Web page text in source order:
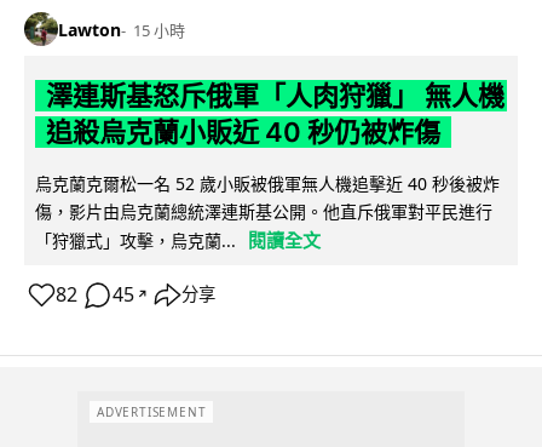
Lawton 15 小時
澤連斯基怒斥俄軍「人肉狩獵」 無人機
追殺烏克蘭小販近 40 秒仍被炸傷
烏克蘭克爾松一名 52 歲小販被俄軍無人機追擊近 40 秒後被炸
傷，影片由烏克蘭總統澤連斯基公開。他直斥俄軍對平民進行
「狩獵式」攻擊，烏克蘭...
閱讀全文
82 45 ↗ 分享
ADVERTISEMENT